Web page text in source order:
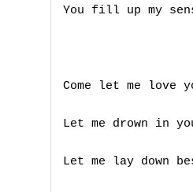
You fill up my
Come let me love
Let me drown in
Let me lay down